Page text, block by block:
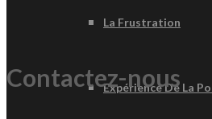
La Frustration
Expérience De La
Contactez-nous